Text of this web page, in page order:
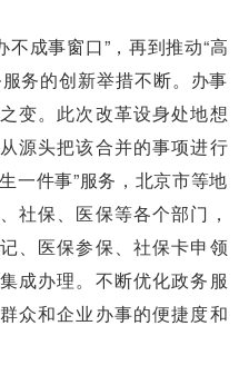
不成事窗口”，再到推动“高
务的创新举措不断。办事
变。此次改革设身处地想
源头把该合并的事项进行
一件事”服务，北京市等地
社保、医保等各个部门，
、医保参保、社保卡申领
成办理。不断优化政务服
众和企业办事的便捷度和